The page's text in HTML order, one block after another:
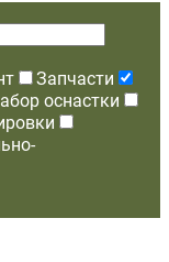
Запчасти
оснастки